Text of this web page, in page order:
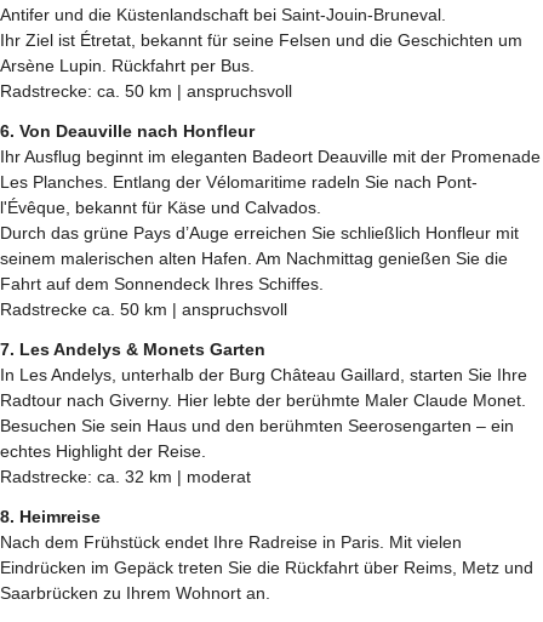
Antifer und die Küstenlandschaft bei Saint-Jouin-Bruneval.
Ihr Ziel ist Étretat, bekannt für seine Felsen und die Geschichten um
Arsène Lupin. Rückfahrt per Bus.
Radstrecke: ca. 50 km | anspruchsvoll
6. Von Deauville nach Honfleur
Ihr Ausflug beginnt im eleganten Badeort Deauville mit der Promenade
Les Planches. Entlang der Vélomaritime radeln Sie nach Pont-
l'Évêque, bekannt für Käse und Calvados.
Durch das grüne Pays d’Auge erreichen Sie schließlich Honfleur mit
seinem malerischen alten Hafen. Am Nachmittag genießen Sie die
Fahrt auf dem Sonnendeck Ihres Schiffes.
Radstrecke ca. 50 km | anspruchsvoll
7. Les Andelys & Monets Garten
In Les Andelys, unterhalb der Burg Château Gaillard, starten Sie Ihre
Radtour nach Giverny. Hier lebte der berühmte Maler Claude Monet.
Besuchen Sie sein Haus und den berühmten Seerosengarten – ein
echtes Highlight der Reise.
Radstrecke: ca. 32 km | moderat
8. Heimreise
Nach dem Frühstück endet Ihre Radreise in Paris. Mit vielen
Eindrücken im Gepäck treten Sie die Rückfahrt über Reims, Metz und
Saarbrücken zu Ihrem Wohnort an.